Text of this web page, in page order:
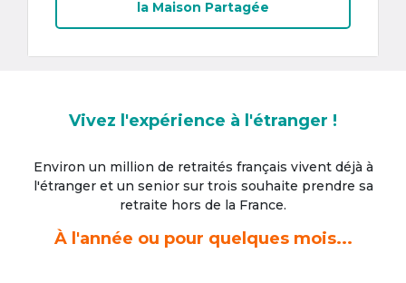
la Maison Partagée
Vivez l'expérience à l'étranger !
Environ un million de retraités français vivent déjà à
l'étrangeret un senior sur trois souhaite prendre sa
retraite hors de la France.
À l'année ou pour quelques mois...